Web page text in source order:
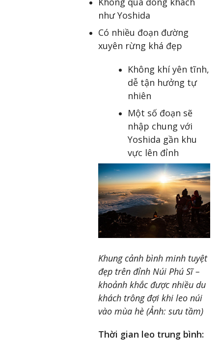
như Yoshida
Có nhiều đoạn đường
xuyên rừng khá đẹp
Không khí yên tĩnh,
dễ tận hưởng tự
nhiên
Một số đoạn sẽ
nhập chung với
Yoshida gần khu
vực lên đỉnh
Khung cảnh bình minh tuyệt
đẹp trên đỉnh Núi Phú Sĩ –
khoảnh khắc được nhiều du
khách trông đợi khi leo núi
vào mùa hè (Ảnh: sưu tầm)
Thời gian leo trung bình: